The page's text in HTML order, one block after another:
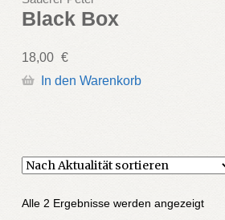
Black Box
18,00 €
In den Warenkorb
Alle 2 Ergebnisse werden angezeigtNach